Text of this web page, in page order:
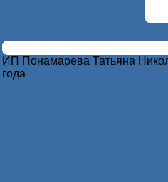
ИП Понамарева Татьяна
года